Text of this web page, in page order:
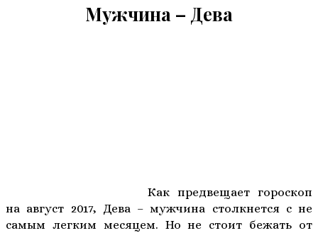
Мужчина – Дева
Как предвещает гороскоп
на август 2017, Дева – мужчина столкнется с не
самым легким месяцем. Но не стоит бежать от